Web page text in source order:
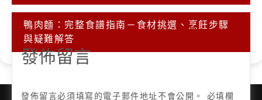
覽
鴨肉麵：完整食譜指南－食材挑選、烹飪步驟
與疑難解答
發佈留言
發佈留言必須填寫的電子郵件地址不會公開。
必填欄